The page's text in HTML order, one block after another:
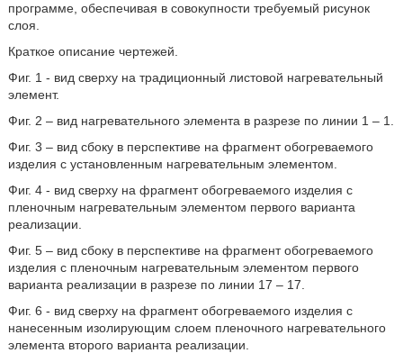
программе, обеспечивая в совокупности требуемый рисунок
слоя.
Краткое описание чертежей.
Фиг. 1 - вид сверху на традиционный листовой нагревательный
элемент.
Фиг. 2 – вид нагревательного элемента в разрезе по линии 1 – 1.
Фиг. 3 – вид сбоку в перспективе на фрагмент обогреваемого
изделия с установленным нагревательным элементом.
Фиг. 4 - вид сверху на фрагмент обогреваемого изделия с
пленочным нагревательным элементом первого варианта
реализации.
Фиг. 5 – вид сбоку в перспективе на фрагмент обогреваемого
изделия с пленочным нагревательным элементом первого
варианта реализации в разрезе по линии 17 – 17.
Фиг. 6 - вид сверху на фрагмент обогреваемого изделия с
нанесенным изолирующим слоем пленочного нагревательного
элемента второго варианта реализации.